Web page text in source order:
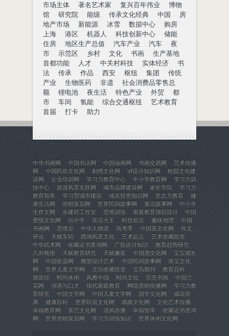
市场主体
著名艺术家 复兴百年伟业
博物
馆
研究院 能级 传承文化经典 中国
房
地产市场
新能源 冰雪 数据中心
购房
上海
港区 机器人 科技创新中心
储能
住房
地区生产总值 汽车产业 汽车
夜
市
示范区 乡村 文化 书画
生产基地
首都功能
人才 中关村科技 实体经济
书
法
传承 作品 西安 枢纽 集团
传统
产业
生物医药 非遗
社会消费品零售总
额
锂电池 夜生活 特色产业 外贸
都
市
车间 氢能 综合交通枢纽
艺术教育
首届
打卡 助力
中华书画网 中国书法网 中国油画网 书画交易网
艺术传播
网
中国民俗文化网 刺绣文化网 VI设计知识网
校园文化建
设网
企业培训网 学习力教育中心 中小学教育网
学习力训
练中心
旅游风景名胜网 城市品牌建设网 家长学院
学习力
教育智库
学习型城市建设 域名投资知识网 意志力教育
健
康生活网
营销策划网 世界民间故事网 童话故事网
中小学
生作文网
余建祥工作室 思维训练 家庭教育顶层设计
中国
爱情文化网
玩中学 笑话大王 科技前沿 趣味地理
中国
书画网
思维谷 中华人物谱 高考季 中国茶文化网
作文
评论
天赋车站 西湖风景文化 艺术起点
艺术收藏投资
中华武术网
收藏证书查询网 广告设计知识
教育趋势研究
八卦晚报
天赋教育研究 天赋邂逅 中国酒文化网
宝宝成长
网
中国瓷器网 雕塑设计艺术 中国民间故事网
珠宝文化
网
世界儿童文学网 文玩收藏投资 宝岛期刊
教育百科
致富经
时尚休闲 风雅中国 时尚文化 贝壳书画
中国兰
花网
演讲与口才 现代家庭教育 网络营销传播网
学习力教
育研究
中国文学网 中国儿童文学网 国学文化网
成语辞
典
健康百科 世界民俗文化网 戏曲文化网
文化艺术传播
幸福教育网
茶艺文化网 清风传播 幸福智库
收藏证书查询
网
世界营销策划网 学习力训练知识 世界休闲文化网